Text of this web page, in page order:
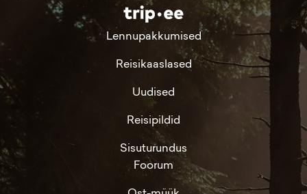
Lennupakkumised
Reisikaaslased
Uudised
Reisipildid
Sisuturundus
Foorum